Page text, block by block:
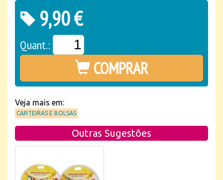
9,90 €
Quant.:
COMPRAR
Veja mais em:
CARTEIRAS E BOLSAS
Outras Sugestões